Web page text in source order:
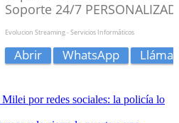
por redes sociales: la policía lo